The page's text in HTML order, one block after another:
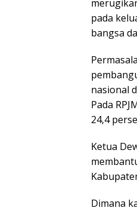
pada
bangsa
nasional
Pada
24,4
Ketua
Dimana